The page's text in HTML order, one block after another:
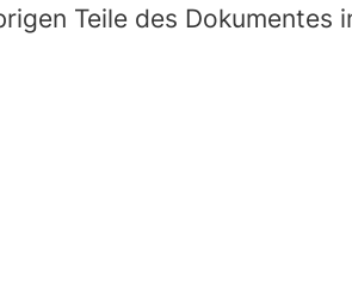
Teile des